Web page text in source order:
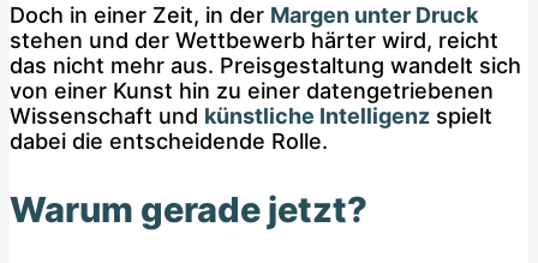
Doch in einer Zeit, in der Margen unter Druck
stehen und der Wettbewerb härter wird, reicht
das nicht mehr aus. Preisgestaltung wandelt sich
von einer Kunst hin zu einer datengetriebenen
Wissenschaft und künstliche Intelligenz spielt
dabei die entscheidende Rolle.
Warum gerade jetzt?